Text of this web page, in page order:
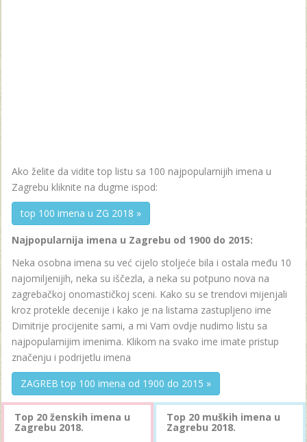
Ako želite da vidite top listu sa 100 najpopularnijih imena u
Zagrebu kliknite na dugme ispod:
top 100 imena u ZG 2018 »
Najpopularnija imena u Zagrebu od 1900 do 2015:
Neka osobna imena su već cijelo stoljeće bila i ostala među 10
najomiljenijih, neka su iščezla, a neka su potpuno nova na
zagrebačkoj onomastičkoj sceni. Kako su se trendovi mijenjali
kroz protekle decenije i kako je na listama zastupljeno ime
Dimitrije procijenite sami, a mi Vam ovdje nudimo listu sa
najpopularnijim imenima. Klikom na svako ime imate pristup
značenju i podrijetlu imena
ZAGREB top 100 imena od 1900 do 2015 »
Top 20 ženskih imena u
Zagrebu 2018.
Top 20 muških imena u
Zagrebu 2018.